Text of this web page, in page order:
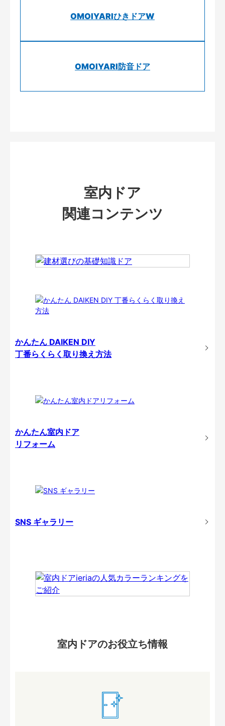
OMOIYARIひきドアW
OMOIYARI防音ドア
室内ドア
関連コンテンツ
かんたん DAIKEN DIY
丁番らくらく取り換え方法
かんたん室内ドア
リフォーム
SNS ギャラリー
室内ドアのお役立ち情報